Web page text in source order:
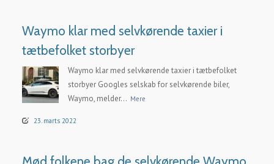
Waymo klar med selvkørende taxier i
tætbefolket storbyer
Waymo klar med selvkørende taxier i tætbefolket
storbyer Googles selskab for selvkørende biler,
Waymo, melder... Mere
23. marts 2022